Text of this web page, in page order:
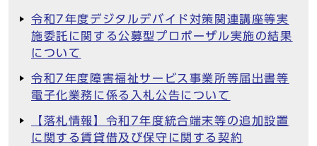
令和7年度デジタルデバイド対策関連講座等実
施委託に関する公募型プロポーザル実施の結果
について
令和7年度障害福祉サービス事業所等届出書等
電子化業務に係る入札公告について
【落札情報】令和7年度統合端末等の追加設置
に関する賃貸借及び保守に関する契約